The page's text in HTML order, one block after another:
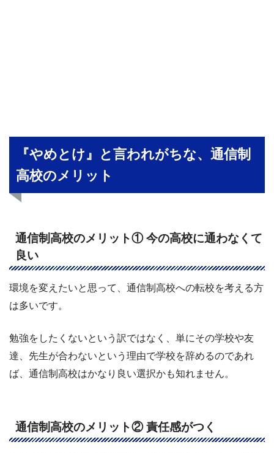
『やめとけ』と言われがちな、通信制
高校のメリット
通信制高校のメリット① 今の高校に通わなくて
良い
環境を変えたいと思って、通信制高校への転校を考える方
は多いです。
勉強をしたくないという訳ではなく、単にその学校や友
達、先生が合わないという理由で学校を辞めるのであれ
ば、通信制高校はかなり良い選択かも知れません。
通信制高校のメリット② 責任感がつく